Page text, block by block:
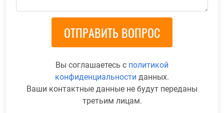
Вы соглашаетесь с политикой
конфиденциальности данных.
Ваши контактные данные не будут переданы
третьим лицам.